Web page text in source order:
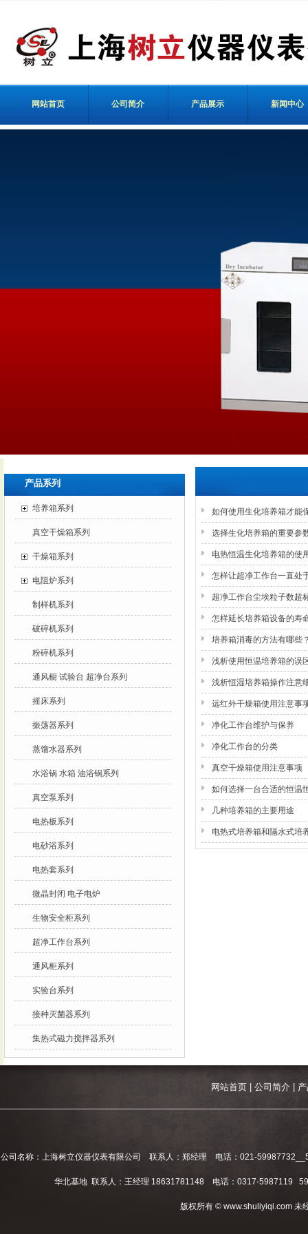
网站首页 公司简介 产品展示 新闻中心
如何使用生化培养箱才能
选择生化培养箱的重要参
电热恒温生化培养箱的使
怎样让超净工作台一直处
超净工作台尘埃粒子数超
怎样延长培养箱设备的寿
培养箱消毒的方法有哪些
浅析使用恒温培养箱的误
浅析恒湿培养箱操作注意
远红外干燥箱使用注意事
净化工作台维护与保养
净化工作台的分类
真空干燥箱使用注意事项
如何选择一台合适的恒温
几种培养箱的主要用途
电热式培养箱和隔水式培
产品系列
培养箱系列
真空干燥箱系列
干燥箱系列
电阻炉系列
制样机系列
破碎机系列
粉碎机系列
通风橱 试验台 超净台系列
摇床系列
振荡器系列
蒸馏水器系列
水浴锅 水箱 油浴锅系列
真空泵系列
电热板系列
电砂浴系列
电热套系列
微晶封闭 电子电炉
生物安全柜系列
超净工作台系列
通风柜系列
实验台系列
接种灭菌器系列
集热式磁力搅拌器系列
网站首页| 公司简介|
公司名称：上海树立仪器仪表有限公司 联系人：郑经理 电话：021-
华北基地 联系人：王经理 18631781148 电话：0317-5987119
版权所有 © www.shuliyiqi.com 未